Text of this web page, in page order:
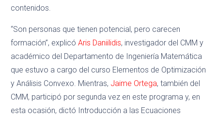
contenidos.
“Son personas que tienen potencial, pero carecen
formación”, explicóAris Daniilidis, investigador del CMM y
académico del Departamento de Ingeniería Matemática
que estuvo a cargo del curso Elementos de Optimización
y Análisis Convexo. Mientras, Jaime Ortega, también del
CMM, participó por segunda vez en este programa y, en
esta ocasión, dictó Introducción a las Ecuaciones